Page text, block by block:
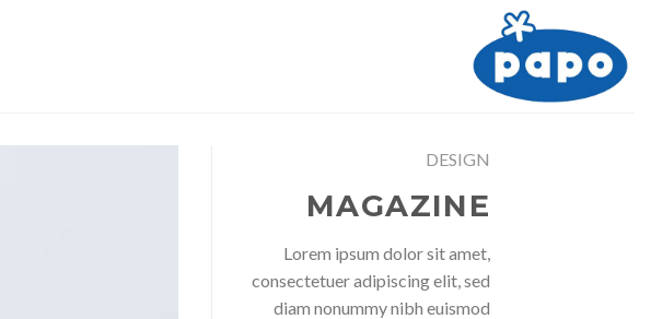
محتوا
DESIGN
MAGAZINE
Lorem ipsum dolor sit amet,
consectetuer adipiscing elit, sed
diam nonummy nibh euismod